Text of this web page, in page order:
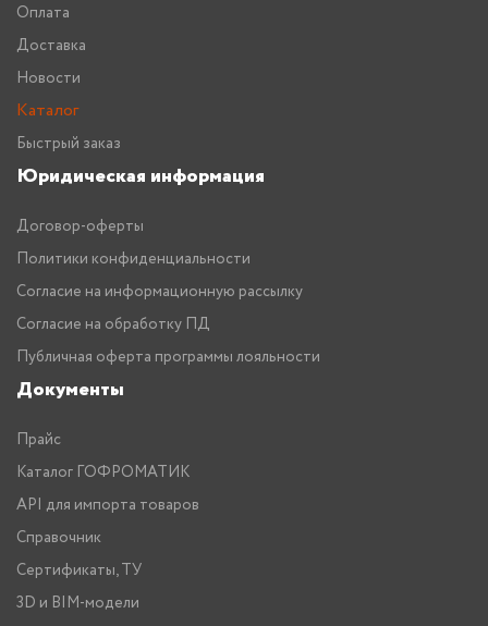
Оплата
Доставка
Новости
Каталог
Быстрый заказ
Юридическая информация
Договор-оферты
Политики конфиденциальности
Согласие на информационную рассылку
Согласие на обработку ПД
Публичная оферта программы лояльности
Документы
Прайс
Каталог ГОФРОМАТИК
API для импорта товаров
Справочник
Сертификаты, ТУ
3D и BIM-модели